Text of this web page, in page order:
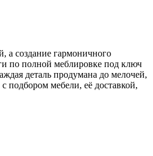
а создание гармоничного
по полной меблировке под ключ
деталь продумана до мелочей,
подбором мебели, её доставкой,